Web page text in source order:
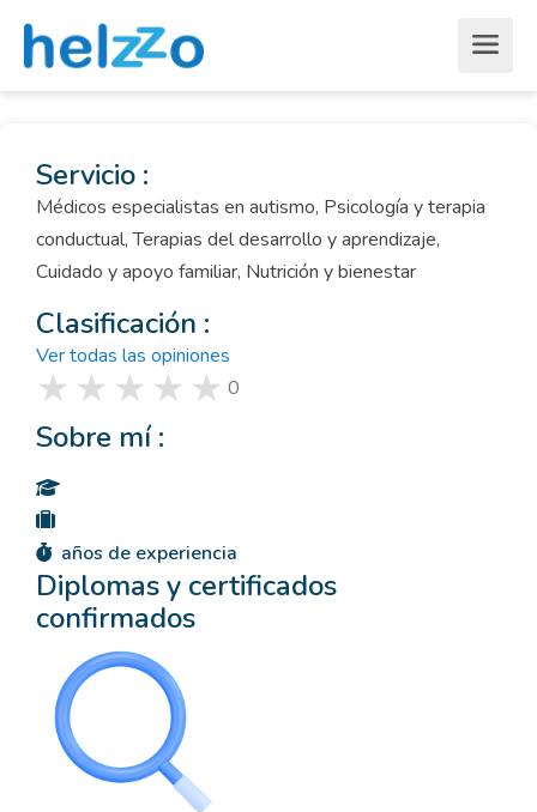
Servicio :
Médicos especialistas en autismo, Psicología y terapia
conductual, Terapias del desarrollo y aprendizaje,
Cuidado y apoyo familiar, Nutrición y bienestar
Clasificación :
Ver todas las opiniones
0
Sobre mí :
años de experiencia
Diplomas y certificados
confirmados